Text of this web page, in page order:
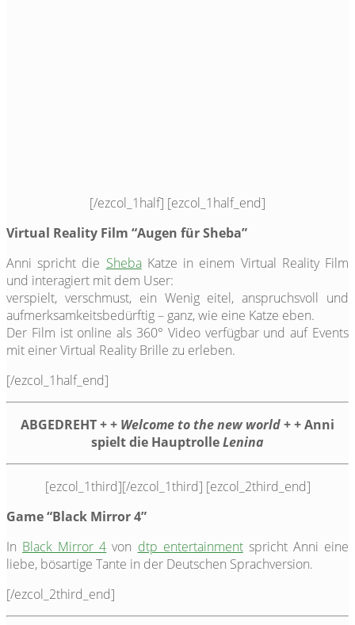
[/ezcol_1half] [ezcol_1half_end]
Virtual Reality Film “Augen für Sheba”
Anni spricht die ShebaKatze in einem Virtual Reality Film
und interagiert mit dem User:
verspielt, verschmust, ein Wenig eitel, anspruchsvoll und
aufmerksamkeitsbedürftig – ganz, wie eine Katze eben.
Der Film ist online als 360° Video verfügbar und auf Events
mit einer Virtual Reality Brille zu erleben.
[/ezcol_1half_end]
ABGEDREHT + + Welcome to the new world+ + Anni
spielt die HauptrolleLenina
[ezcol_1third][/ezcol_1third] [ezcol_2third_end]
Game “Black Mirror 4”
In Black Mirror 4 von dtp entertainmentspricht Anni eine
liebe, bösartige Tante in der Deutschen Sprachversion.
[/ezcol_2third_end]